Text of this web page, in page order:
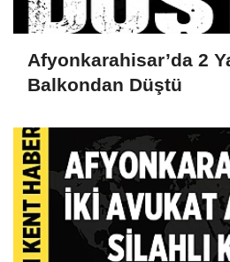
Afyonkarahisar’da 2
Balkondan Düştü